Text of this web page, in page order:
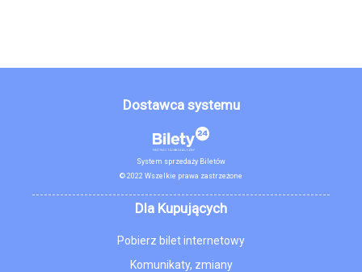
Dostawca systemu
System sprzedaży Biletów
© 2022 Wszelkie prawa zastrzeżone
Dla Kupujących
Pobierz bilet internetowy
Komunikaty, zmiany